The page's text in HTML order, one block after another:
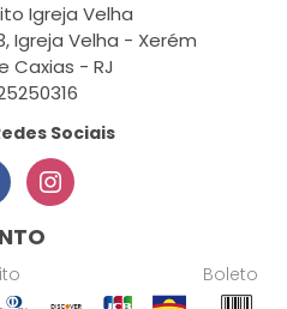
Igreja Velha
Igreja Velha - Xerém
Caxias - RJ
Sociais
Boleto